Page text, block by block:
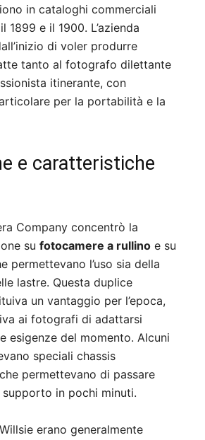
in cataloghi commerciali
1899 e il 1900. L’azienda
di voler produrre
tanto al fotografo dilettante
itinerante, con
per la portabilità e la
e caratteristiche
Company concentrò la
su fotocamere a rullino e su
permettevano l’uso sia della
lastre. Questa duplice
un vantaggio per l’epoca,
ai fotografi di adattarsi
esigenze del momento. Alcuni
speciali chassis
permettevano di passare
supporto in pochi minuti.
erano generalmente